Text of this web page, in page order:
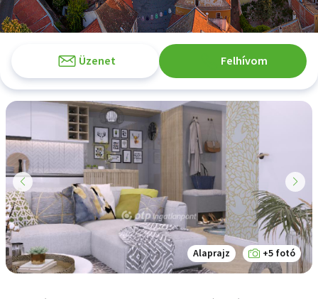
Üzenet Felhívom
Alaprajz +5 fotó